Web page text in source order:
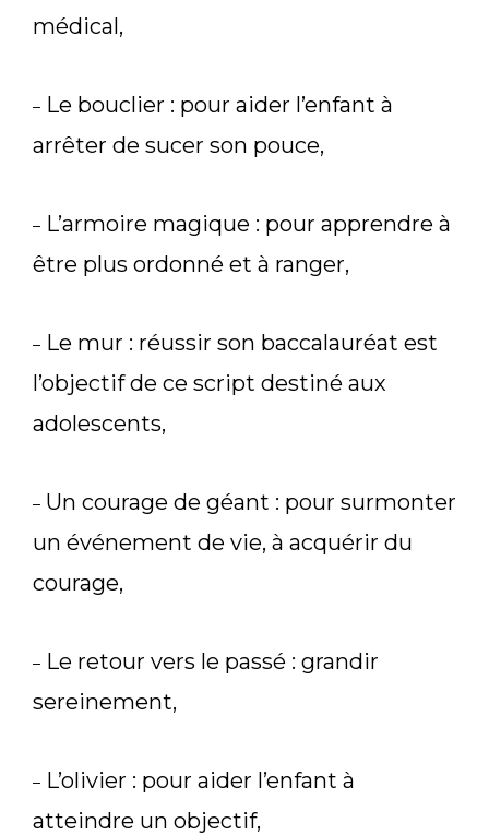
médical,
– Le bouclier : pour aider l’enfant à
arrêter de sucer son pouce,
– L’armoire magique : pour apprendre à
être plus ordonné et à ranger,
– Le mur : réussir son baccalauréat est
l’objectif de ce script destiné aux
adolescents,
– Un courage de géant : pour surmonter
un événement de vie, à acquérir du
courage,
– Le retour vers le passé : grandir
sereinement,
– L’olivier : pour aider l’enfant à
atteindre un objectif,